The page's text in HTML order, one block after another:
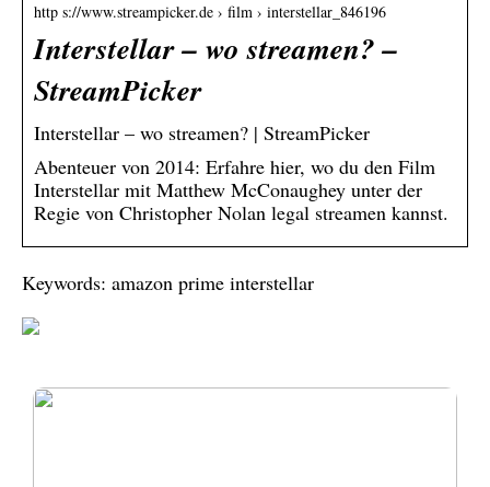
http s://www.streampicker.de › film › interstellar_846196
Interstellar – wo streamen? –
StreamPicker
Interstellar – wo streamen? | StreamPicker
Abenteuer von 2014: Erfahre hier, wo du den Film
Interstellar mit Matthew McConaughey unter der
Regie von Christopher Nolan legal streamen kannst.
Keywords: amazon prime interstellar